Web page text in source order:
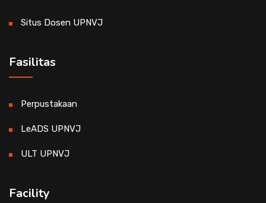
Situs Dosen UPNVJ
Fasilitas
Perpustakaan
LeADS UPNVJ
ULT UPNVJ
Facility